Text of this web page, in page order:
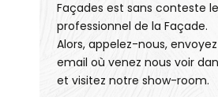
Façades est sans conteste
professionnel de la Façade.
Alors, appelez-nous,
email où venez nous voir
et visitez notre show-room.